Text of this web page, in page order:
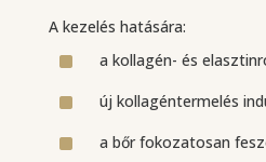
A kezelés hatására:
^ a kollagén- és
^ új kollagéntermelés
^ a bőr fokozatosan